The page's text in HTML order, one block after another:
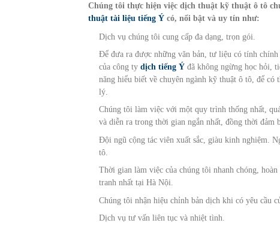
Chúng tôi thực hiện việc dịch thuật kỹ thuật ô tô
thuật tài liệu tiếng Ý có, nổi bật và uy tín như:
Dịch vụ chúng tôi cung cấp đa dạng, trọn gói.
Để đưa ra được những văn bản, tư liệu có tính
của công tydịch tiếng Ý đã không ngừng học hỏi,
năng hiểu biết về chuyên ngành kỹ thuật ô tô, để có
lý.
Chúng tôi làm việc với một quy trình thống nhất,
và diễn ra trong thời gian ngắn nhất, đồng thời đảm
Đội ngũ cộng tác viên xuất sắc, giàu kinh nghiệm.
tô.
Thời gian làm việc của chúng tôi nhanh chóng,
tranh nhất tại Hà Nội.
Chúng tôi nhận hiệu chỉnh bản dịch khi có yêu cầu
Dịch vụ tư vấn liên tục và nhiệt tình.